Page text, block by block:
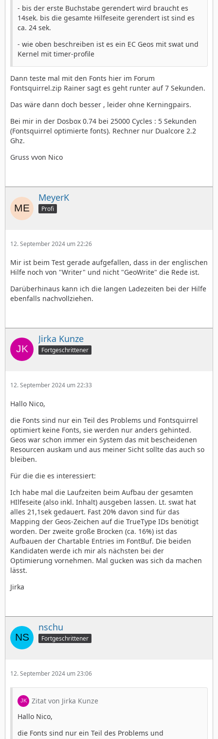
- bis der erste Buchstabe gerendert wird braucht es
14sek. bis die gesamte Hilfeseite gerendert ist sind es
ca. 24 sek.
- wie oben beschreiben ist es ein EC Geos mit swat und
Kernel mit timer-profile
Dann teste mal mit den Fonts hier im Forum
Fontsquirrel.zip Rainer sagt es geht runter auf 7 Sekunden.
Das wäre dann doch besser , leider ohne Kerningpairs.
Bei mir in der Dosbox 0.74 bei 25000 Cycles : 5 Sekunden
(Fontsquirrel optimierte fonts). Rechner nur Dualcore 2.2
Ghz.
Gruss vvon Nico
MeyerK
Profi
12. September 2024 um 22:26
Mir ist beim Test gerade aufgefallen, dass in der englischen
Hilfe noch von "Writer" und nicht "GeoWrite" die Rede ist.
Darüberhinaus kann ich die langen Ladezeiten bei der Hilfe
ebenfalls nachvollziehen.
Jirka Kunze
Fortgeschrittener
12. September 2024 um 22:33
Hallo Nico,
die Fonts sind nur ein Teil des Problems und Fontsquirrel
optimiert keine Fonts, sie werden nur anders gehinted.
Geos war schon immer ein System das mit bescheidenen
Resourcen auskam und aus meiner Sicht sollte das auch so
bleiben.
Für die die es interessiert:
Ich habe mal die Laufzeiten beim Aufbau der gesamten
HIlfeseite (also inkl. Inhalt) ausgeben lassen. Lt. swat hat
alles 21,1sek gedauert. Fast 20% davon sind für das
Mapping der Geos-Zeichen auf die TrueType IDs benötigt
worden. Der zweite große Brocken (ca. 16%) ist das
Aufbauen der Chartable Entries im FontBuf. Die beiden
Kandidaten werde ich mir als nächsten bei der
Optimierung vornehmen. Mal gucken was sich da machen
lässt.
Jirka
nschu
Fortgeschrittener
12. September 2024 um 23:06
Zitat von Jirka Kunze
Hallo Nico,
die Fonts sind nur ein Teil des Problems und